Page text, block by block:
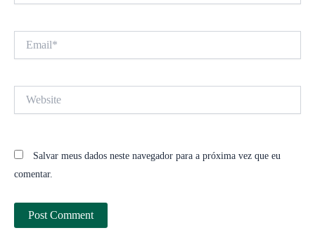
Salvar meus dados neste navegador para a próxima vez que eu
comentar.